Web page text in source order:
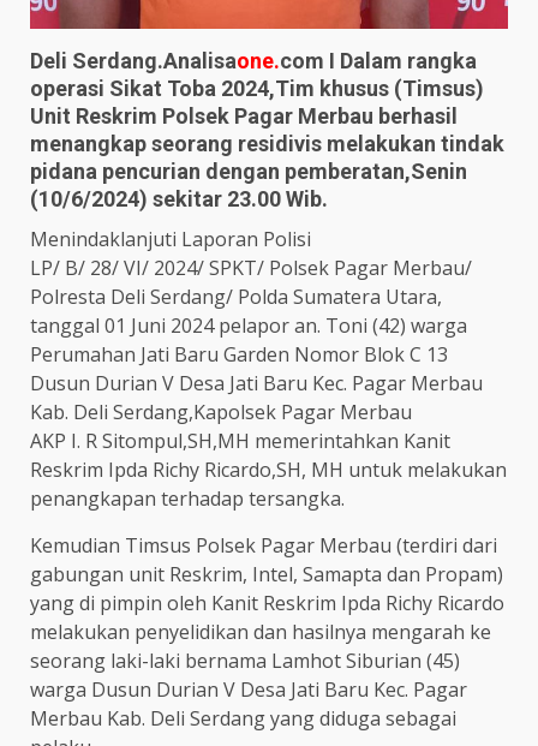
Deli Serdang.Analisaone.com I Dalam rangka
operasi Sikat Toba 2024,Tim khusus (Timsus)
Unit Reskrim Polsek Pagar Merbau berhasil
menangkap seorang residivis melakukan tindak
pidana pencurian dengan pemberatan,Senin
(10/6/2024) sekitar 23.00 Wib.
Menindaklanjuti Laporan Polisi
LP/ B/ 28/ VI/ 2024/ SPKT/ Polsek Pagar Merbau/
Polresta Deli Serdang/ Polda Sumatera Utara,
tanggal 01 Juni 2024 pelapor an. Toni (42) warga
Perumahan Jati Baru Garden Nomor Blok C 13
Dusun Durian V Desa Jati Baru Kec. Pagar Merbau
Kab. Deli Serdang,Kapolsek Pagar Merbau
AKP I. R Sitompul,SH,MH memerintahkan Kanit
Reskrim Ipda Richy Ricardo,SH, MH untuk melakukan
penangkapan terhadap tersangka.
Kemudian Timsus Polsek Pagar Merbau (terdiri dari
gabungan unit Reskrim, Intel, Samapta dan Propam)
yang di pimpin oleh Kanit Reskrim Ipda Richy Ricardo
melakukan penyelidikan dan hasilnya mengarah ke
seorang laki-laki bernama Lamhot Siburian (45)
warga Dusun Durian V Desa Jati Baru Kec. Pagar
Merbau Kab. Deli Serdang yang diduga sebagai